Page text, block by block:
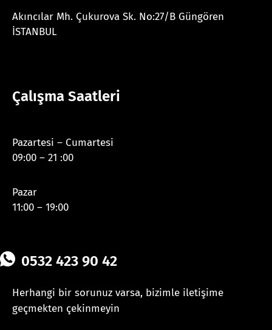
Akıncılar Mh. Çukurova Sk. No:27/B Güngören
İSTANBUL
Çalışma Saatleri
Pazartesi – Cumartesi
09:00 – 21 :00
Pazar
11:00 – 19:00
0532 423 90 42
Herhangi bir sorunuz varsa, bizimle iletişime
geçmekten çekinmeyin